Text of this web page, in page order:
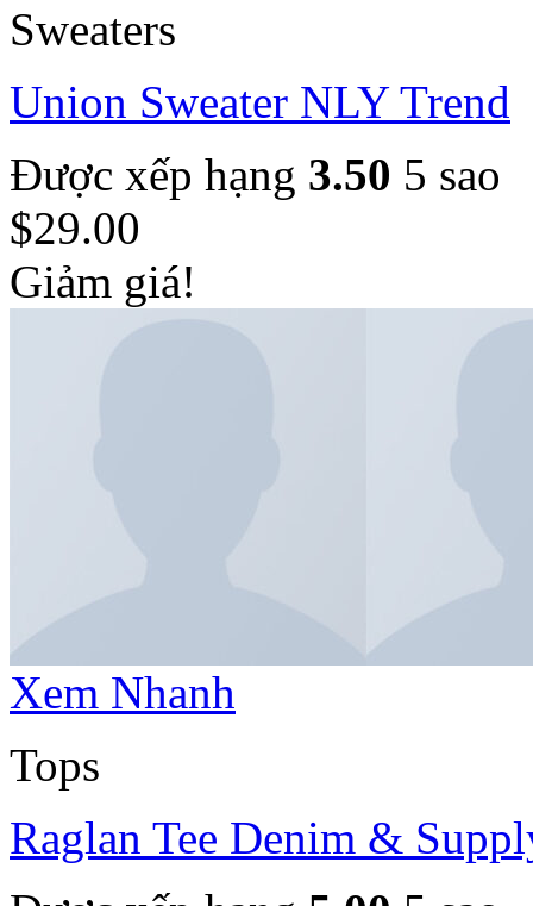
Sweaters
Union Sweater NLY Trend
Được xếp hạng 3.50 5 sao
$29.00
Giảm giá!
Xem Nhanh
Tops
Raglan Tee Denim &